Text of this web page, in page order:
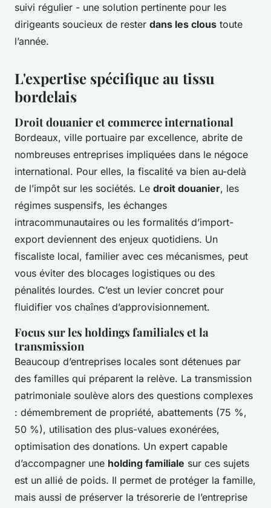
suivi régulier - une solution pertinente pour les
dirigeants soucieux de rester dans les clous toute
l’année.
L'expertise spécifique au tissu
bordelais
Droit douanier et commerce international
Bordeaux, ville portuaire par excellence, abrite de
nombreuses entreprises impliquées dans le négoce
international. Pour elles, la fiscalité va bien au-delà
de l’impôt sur les sociétés. Le droit douanier, les
régimes suspensifs, les échanges
intracommunautaires ou les formalités d’import-
export deviennent des enjeux quotidiens. Un
fiscaliste local, familier avec ces mécanismes, peut
vous éviter des blocages logistiques ou des
pénalités lourdes. C’est un levier concret pour
fluidifier vos chaînes d’approvisionnement.
Focus sur les holdings familiales et la
transmission
Beaucoup d’entreprises locales sont détenues par
des familles qui préparent la relève. La transmission
patrimoniale soulève alors des questions complexes
: démembrement de propriété, abattements (75 %,
50 %), utilisation des plus-values exonérées,
optimisation des donations. Un expert capable
d’accompagner une holding familiale sur ces sujets
est un allié de poids. Il permet de protéger la famille,
mais aussi de préserver la trésorerie de l’entreprise